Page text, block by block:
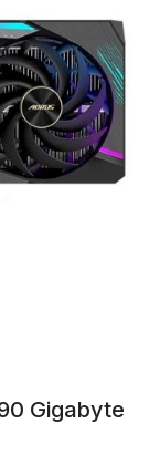
Gigabyte